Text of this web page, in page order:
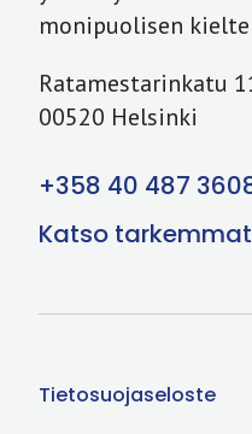
monipuolisen
Ratamestarinkatu
00520 Helsinki
+358 40 487
Katso
Tietosuojaseloste